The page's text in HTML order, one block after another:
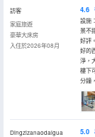
訪客
家庭旅遊
豪華大床房
入住於2026年08月
4.6
設施
景不
好評
好的
淨，
樓下
分鐘
Dingzizanaodaigua
5.0